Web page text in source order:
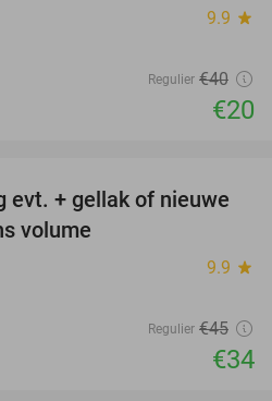
9.9 star
Regulier €40
€20
24%
evt. + gellak of nieuwe
volume
9.9 star
Regulier €45
€34